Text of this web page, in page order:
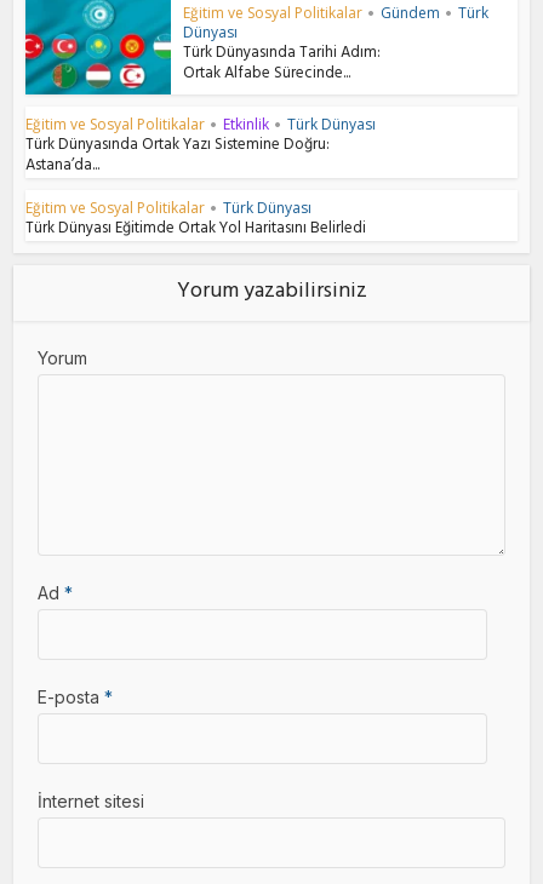
Eğitim ve Sosyal Politikalar • Gündem • Türk
Dünyası
Türk Dünyasında Tarihi Adım:
Ortak Alfabe Sürecinde...
Eğitim ve Sosyal Politikalar • Etkinlik • Türk Dünyası
Türk Dünyasında Ortak Yazı Sistemine Doğru:
Astana’da...
Eğitim ve Sosyal Politikalar • Türk Dünyası
Türk Dünyası Eğitimde Ortak Yol Haritasını Belirledi
Yorum yazabilirsiniz
Yorum
Ad*
E-posta*
İnternet sitesi